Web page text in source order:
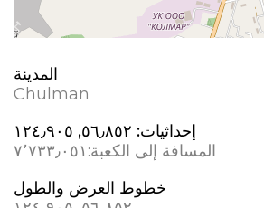
المدينة
Chulman
إحداثيات: ٥٦٫٨٥٢, ١٢٤٫٩٠٥
المسافة إلى الكعبة: ٧٬٧٣٣٫٠٥١
خطوط العرض والطول